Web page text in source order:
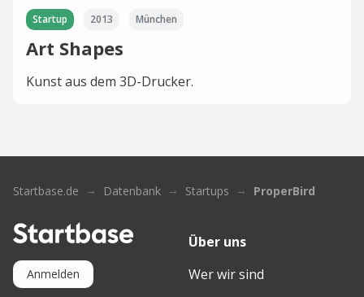
Startup 2013 München
Art Shapes
Kunst aus dem 3D-Drucker.
Startbase.de Datenbank Startups ProperBird
Anmelden
Über uns
Wer wir sind